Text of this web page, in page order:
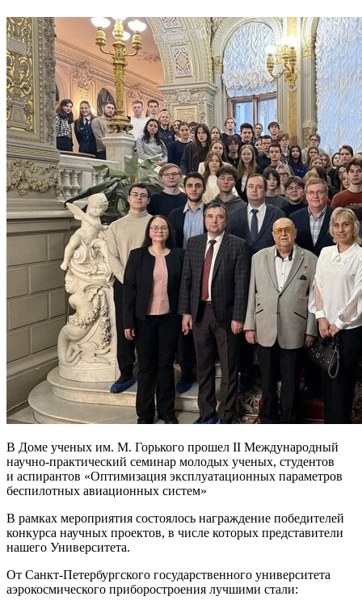
В Доме ученых им. М. Горького прошел II Международный
научно-практический семинар молодых ученых, студентов
и аспирантов «Оптимизация эксплуатационных параметров
беспилотных авиационных систем»
В рамках мероприятия состоялось награждение победителей
конкурса научных проектов, в числе которых представители
нашего Университета.
От Санкт-Петербургского государственного университета
аэрокосмического приборостроения лучшими стали: